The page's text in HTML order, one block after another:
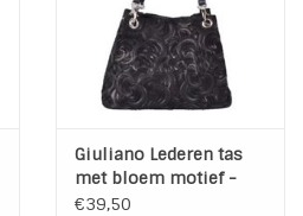
Giuliano Lederen tas
met bloem motief -
Zwart
€39,50